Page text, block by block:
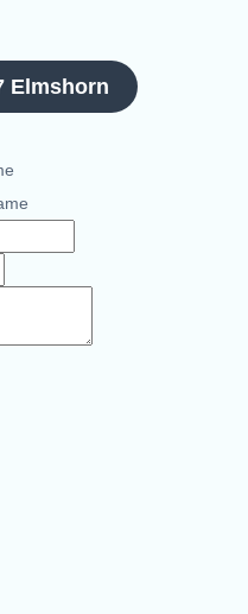
Elmshorn